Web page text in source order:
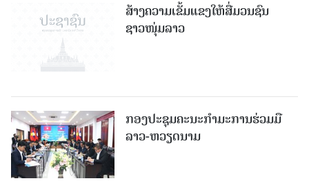
ສ້າງຄວາມເຂັ້ມແຂງໃຫ້ສື່ມວນຊົນ
ຊາວໜຸ່ມລາວ
ກອງປະຊຸມຄະນະກຳມະການຮ່ວມມື
ລາວ-ຫວຽດນາມ